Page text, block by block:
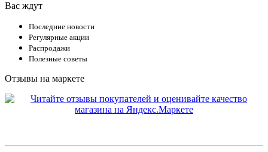
Вас ждут
Последние новости
Регулярные акции
Распродажи
Полезные советы
Отзывы на маркете